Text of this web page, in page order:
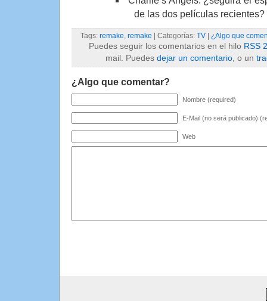
de las dos películas
Tags: remake, remake | Categorías: TV ¿Algo que
Puedes seguir los comentarios en el hilo RSS
mail. Puedes dejar un comentario , o un
¿Algo que comentar?
Nombre (required)
E-Mail (no será publicado)
Web